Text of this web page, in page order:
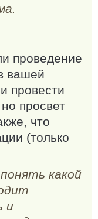
проведение
вашей
провести
просвет
что
(только
какой
и